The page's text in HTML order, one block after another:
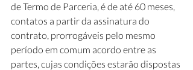
de Termo de Parceria, é de até 60 meses,
contatos a partir da assinatura do
contrato, prorrogáveis pelo mesmo
período em comum acordo entre as
partes, cujas condições estarão dispostas